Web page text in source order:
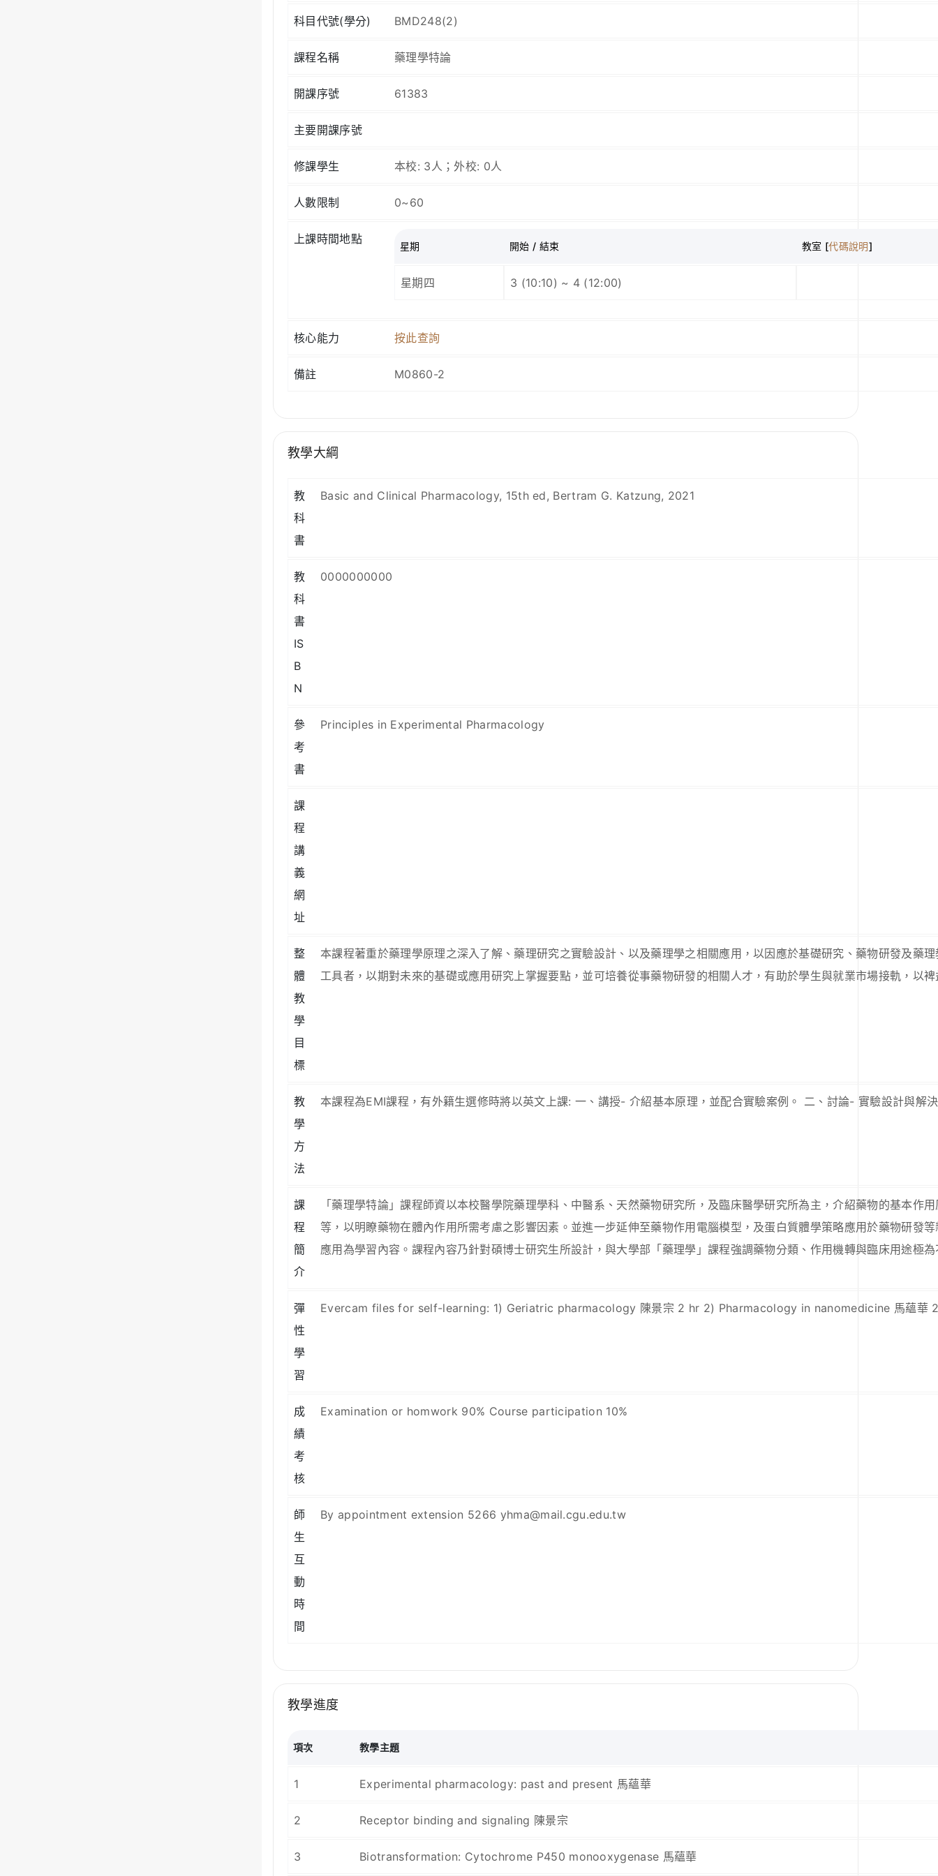
科目代號(學分) BMD248(2)
課程名稱 藥理學特論
開課序號 61383
主要開課序號
修課學生 本校: 3人；外校: 0人
人數限制 0~60
上課時間地點
星期 開始 / 結束 教室 [代碼說明]
星期四 3 (10:10) ~ 4 (12:00)
核心能力 按此查詢
備註 M0860-2
教學大綱
教
科
書
Basic and Clinical Pharmacology, 15th ed, Bertram G. Katzung, 2021
教
科
書
IS
B
N
0000000000
參
考
書
Principles in Experimental Pharmacology
課
程
講
義
網
址
整
體
教
學
目
標
本課程著重於藥理學原理之深入了解、藥理研究之實驗設計、以及藥理學之相關應用，以因應於基礎研究、藥物研發及藥
工具者，以期對未來的基礎或應用研究上掌握要點，並可培養從事藥物研發的相關人才，有助於學生與就業市場接軌，以
教
學
方
法
本課程為EMI課程，有外籍生選修時將以英文上課: 一、講授- 介紹基本原理，並配合實驗案例。 二、討論- 實驗設計與
課
程
簡
介
「藥理學特論」課程師資以本校醫學院藥理學科、中醫系、天然藥物研究所，及臨床醫學研究所為主，介紹藥物的基本作
等，以明瞭藥物在體內作用所需考慮之影響因素。並進一步延伸至藥物作用電腦模型，及蛋白質體學策略應用於藥物研發
應用為學習內容。課程內容乃針對碩博士研究生所設計，與大學部「藥理學」課程強調藥物分類、作用機轉與臨床用途極
彈
性
學
習
Evercam files for self-learning: 1) Geriatric pharmacology 陳景宗 2 hr 2) Pharmacology in nanomedicine 馬蘊華
成
績
考
核
Examination or homwork 90% Course participation 10%
師
生
互
動
時
間
By appointment extension 5266 yhma@mail.cgu.edu.tw
教學進度
項次 教學主題
1 Experimental pharmacology: past and present 馬蘊華
2 Receptor binding and signaling 陳景宗
3 Biotransformation: Cytochrome P450 monooxygenase 馬蘊華